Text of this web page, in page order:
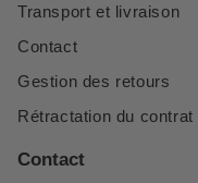
Transport et livraison
Contact
Gestion des retours
Rétractation du contrat
Contact